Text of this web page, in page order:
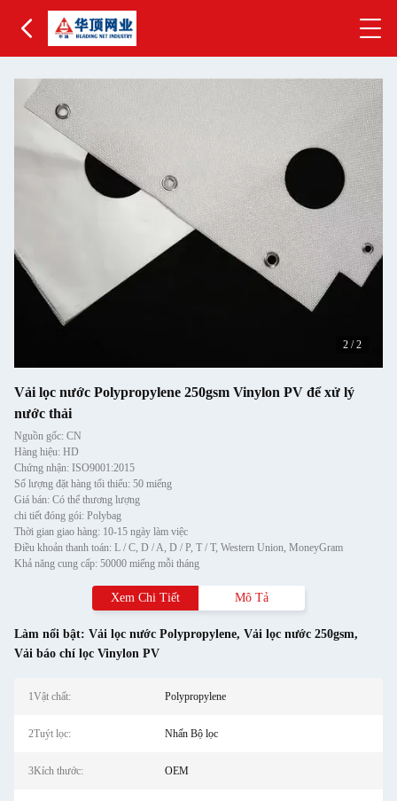
2 /2
Vải lọc nước Polypropylene 250gsm Vinylon PV để xử lý
nước thải
Nguồn gốc: CN
Hàng hiệu: HD
Chứng nhận: ISO9001:2015
Số lượng đặt hàng tối thiểu: 50 miếng
Giá bán: Có thể thương lượng
chi tiết đóng gói: Polybag
Thời gian giao hàng: 10-15 ngày làm việc
Điều khoản thanh toán: L / C, D / A, D / P, T / T, Western Union, MoneyGram
Khả năng cung cấp: 50000 miếng mỗi tháng
Xem Chi Tiết Mô Tả
Làm nổi bật: Vải lọc nước Polypropylene, Vải lọc nước 250gsm,
Vải báo chí lọc Vinylon PV
1Vật chất: Polypropylene
2Tuýt lọc: Nhấn Bộ lọc
3Kích thước: OEM